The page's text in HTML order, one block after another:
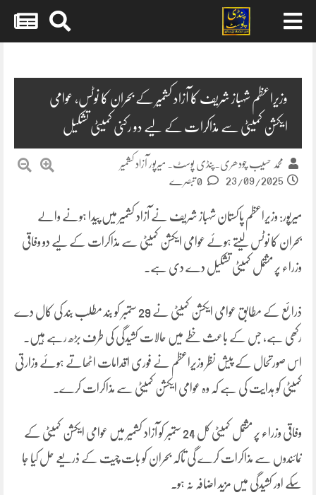
وزیراعظم شہباز شریف کا آزاد کشمیر کے بحران کا نوٹس، عوامی
ایکشن کمیٹی سے مذاکرات کے لیے دو رکنی کمیٹی تشکیل
محمد حسیب چودھری۔پنڈی پوسٹ۔ میرپور آزاد کشمیر
23/09/2025
میرپور: وزیراعظم پاکستان شہباز شریف نے آزاد کشمیر میں پیدا ہونے والے
بحران کا نوٹس لیتے ہوئے عوامی ایکشن کمیٹی سے مذاکرات کے لیے دو وفاقی
وزراء پر مشتمل کمیٹی تشکیل دے دی ہے۔
ذرائع کے مطابق عوامی ایکشن کمیٹی نے 29 ستمبر کو بند مطلب بند کی کال دے
رکھی ہے، جس کے باعث خطے میں حالات کشیدگی کی طرف بڑھ رہے ہیں۔
اس صورتحال کے پیش نظر وزیراعظم نے فوری اقدامات اٹھاتے ہوئے وزارتی
کمیٹی کو ہدایت کی ہے کہ وہ عوامی ایکشن کمیٹی سے مذاکرات کرے۔
وفاقی وزراء پر مشتمل کمیٹی کل 24 ستمبر کو آزاد کشمیر میں عوامی ایکشن کمیٹی کے
نمائندوں سے مذاکرات کرے گی تاکہ بحران کو بات چیت کے ذریعے حل کیا جا
سکے اور کشیدگی میں مزید اضافہ نہ ہو۔